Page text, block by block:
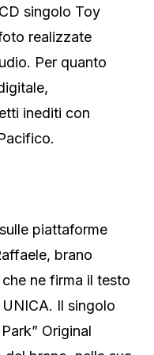
singolo Toy
realizzate
Per quanto
inediti con
piattaforme
brano
ne firma il testo
UNICA. Il singolo
Original